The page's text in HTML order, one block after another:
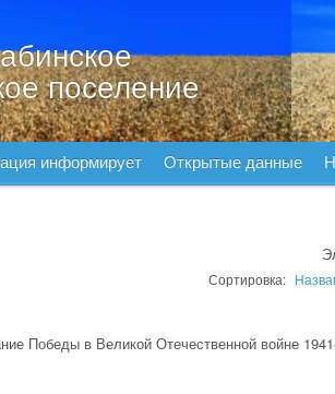
поселение
информирует Открытые данные
Сортировка:
Победы в Великой Отечественной войне